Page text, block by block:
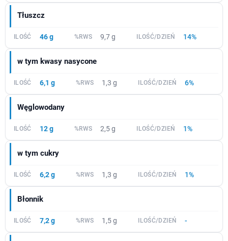
Tłuszcz
46 g 9,7 g 14%
w tym kwasy nasycone
6,1 g 1,3 g 6%
Węglowodany
12 g 2,5 g 1%
w tym cukry
6,2 g 1,3 g 1%
Błonnik
7,2 g 1,5 g -